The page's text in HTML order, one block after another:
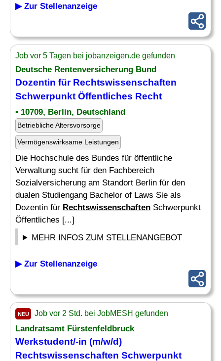
▶ Zur Stellenanzeige
Job vor 5 Tagen bei jobanzeigen.de gefunden
Deutsche Rentenversicherung Bund
Dozentin für Rechtswissenschaften
Schwerpunkt Öffentliches Recht
• 10709, Berlin, Deutschland
Betriebliche Altersvorsorge
Vermögenswirksame Leistungen
Die Hochschule des Bundes für öffentliche
Verwaltung sucht für den Fachbereich
Sozialversicherung am Standort Berlin für den
dualen Studiengang Bachelor of Laws Sie als
Dozentin für Rechtswissenschaften Schwerpunkt
Öffentliches [...]
MEHR INFOS ZUM STELLENANGEBOT
▶ Zur Stellenanzeige
NEU Job vor 2 Std. bei JobMESH gefunden
Landratsamt Fürstenfeldbruck
Werkstudent/-in (m/w/d)
Rechtswissenschaften Schwerpunkt